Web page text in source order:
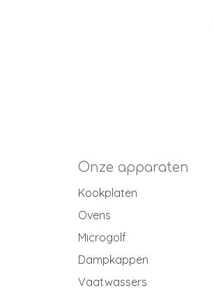
Onze apparaten
Kookplaten
Ovens
Microgolf
Dampkappen
Vaatwassers